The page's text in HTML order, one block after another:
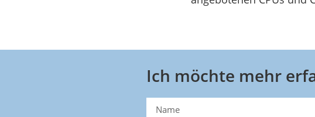
Ich möchte mehr